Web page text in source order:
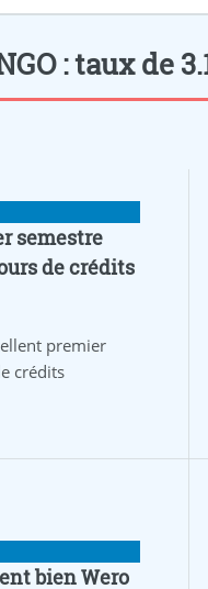
: taux de
semestre
de crédits
premier
crédits
bien Wero